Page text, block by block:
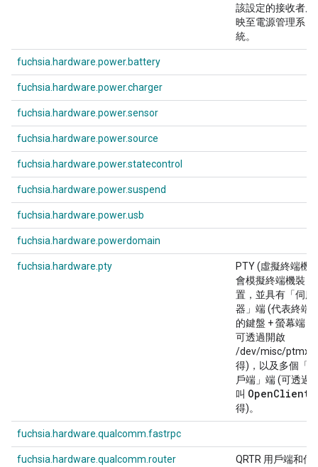
該設定的接收者反
映至電源管理系
統。
fuchsia.hardware.power.battery
fuchsia.hardware.power.charger
fuchsia.hardware.power.sensor
fuchsia.hardware.power.source
fuchsia.hardware.power.statecontrol
fuchsia.hardware.power.suspend
fuchsia.hardware.power.usb
fuchsia.hardware.powerdomain
fuchsia.hardware.pty
PTY (虛擬終端機)
會模擬終端機裝
置，並具有「伺服
器」端 (代表終端
的鍵盤 + 螢幕端，
可透過開啟
/dev/misc/ptmx
得)，以及多個「用
戶端」端 (可透過
叫 OpenClient
得)。
fuchsia.hardware.qualcomm.fastrpc
fuchsia.hardware.qualcomm.router
QRTR 用戶端和伺